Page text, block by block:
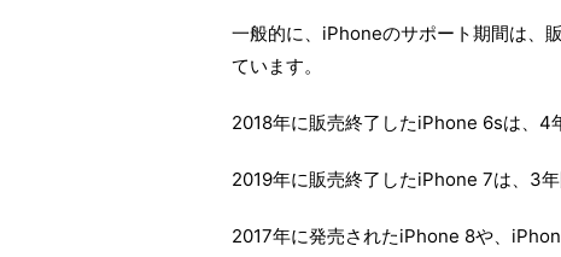
一般的に、iPhoneのサポート期間は、
ています。
2018年に販売終了したiPhone 6sは、4
2019年に販売終了したiPhone 7は、3年
2017年に発売されたiPhone 8や、